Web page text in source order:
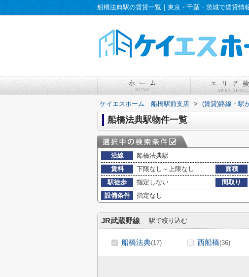
船橋法典駅の賃貸一覧｜東京・千葉・茨城で賃貸情
ケイエスホーム 船橋駅前支店 > (賃貸)路線・駅
船橋法典駅物件一覧
沿線
船橋法典駅
賃料
下限なし～上限なし 面積
駅徒歩
指定しない 間取り
設備条件
指定なし
JR武蔵野線 駅で絞り込む
船橋法典(17) 西船橋(36)